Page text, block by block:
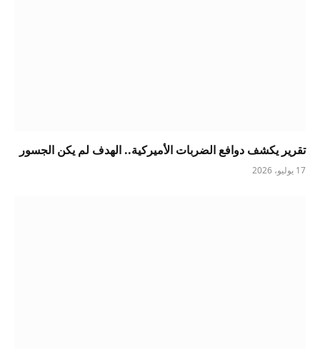
تقرير يكشف دوافع الضربات الأميركية.. الهدف لم يكن الجسور
17 يوليو، 2026